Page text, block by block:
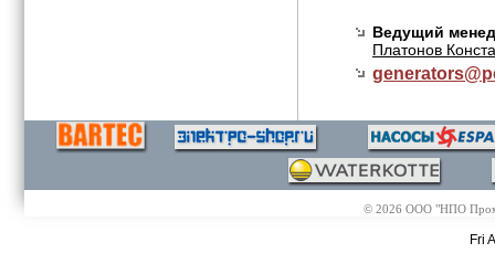
Ведущий
Платонов
generators@
© 2026 ООО "НПО
Fri